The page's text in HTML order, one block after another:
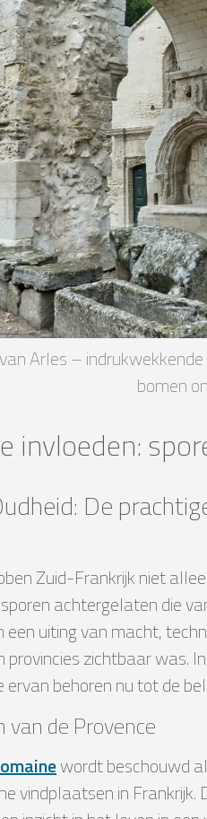
Arles –
bomen
invloeden:
De
Zuid-Frankrijk niet
achtergelaten die
uiting van macht,
provincies zichtbaar was. In
ervan behoren nu tot de
van de Provence
wordt beschouwd
vindplaatsen in